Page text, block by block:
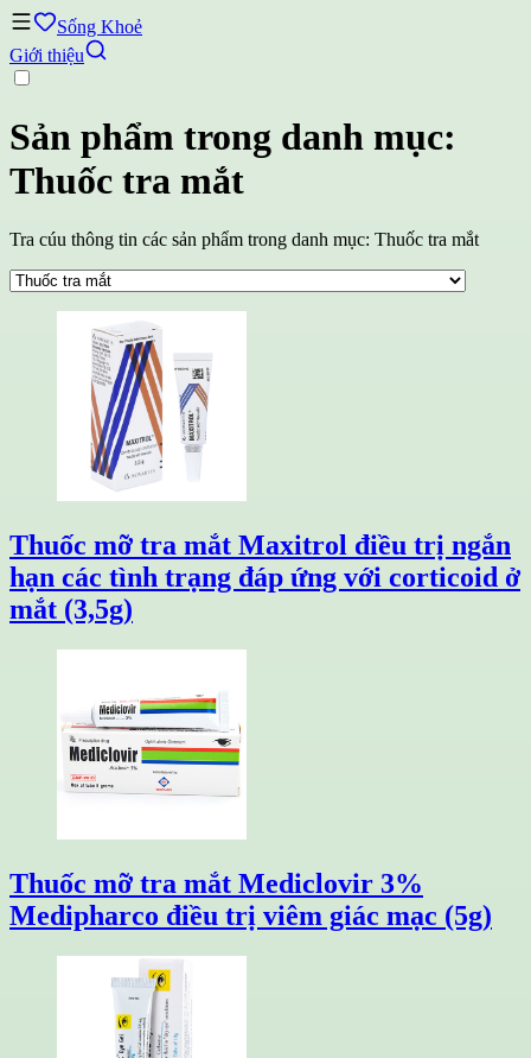
Sống Khoẻ
Giới thiệu
Sản phẩm trong danh mục:
Thuốc tra mắt
Tra cúu thông tin các sản phẩm trong danh mục: Thuốc tra mắt
Thuốc mỡ tra mắt Maxitrol điều trị ngắn
hạn các tình trạng đáp ứng với corticoid ở
mắt (3,5g)
Thuốc mỡ tra mắt Mediclovir 3%
Medipharco điều trị viêm giác mạc (5g)